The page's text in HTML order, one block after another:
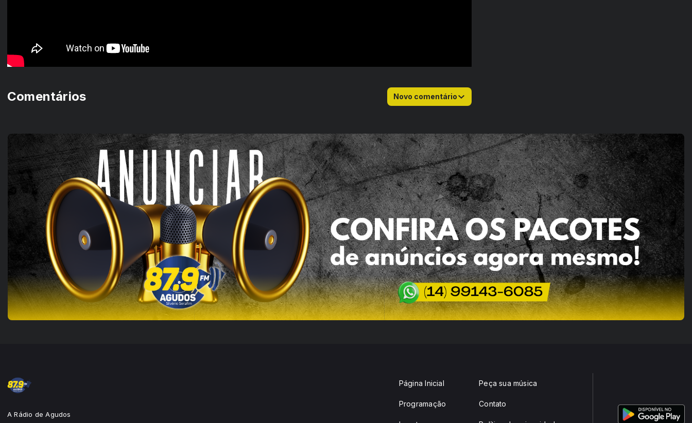
Comentários Novo comentário
A Rádio de Agudos
Página Inicial
Programação
Peça sua música
Contato